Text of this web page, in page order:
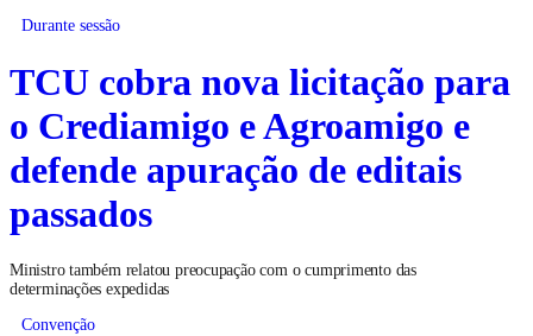
Durante sessão
TCU cobra nova licitação para
o Crediamigo e Agroamigo e
defende apuração de editais
passados
Ministro também relatou preocupação com o cumprimento das
determinações expedidas
Convenção